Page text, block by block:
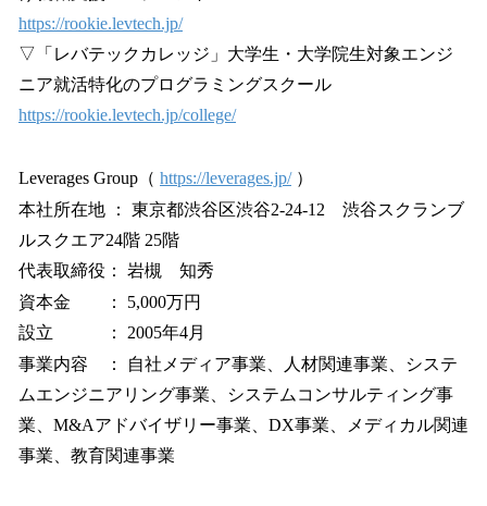
https://rookie.levtech.jp/
▽「レバテックカレッジ」大学生・大学院生対象エンジ
ニア就活特化のプログラミングスクール
https://rookie.levtech.jp/college/
Leverages Group（ https://leverages.jp/）
本社所在地 ： 東京都渋谷区渋谷2-24-12 渋谷スクランブ
ルスクエア24階 25階
代表取締役： 岩槻 知秀
資本金 ： 5,000万円
設立 ： 2005年4月
事業内容 ： 自社メディア事業、人材関連事業、システ
ムエンジニアリング事業、システムコンサルティング事
業、M&Aアドバイザリー事業、DX事業、メディカル関連
事業、教育関連事業